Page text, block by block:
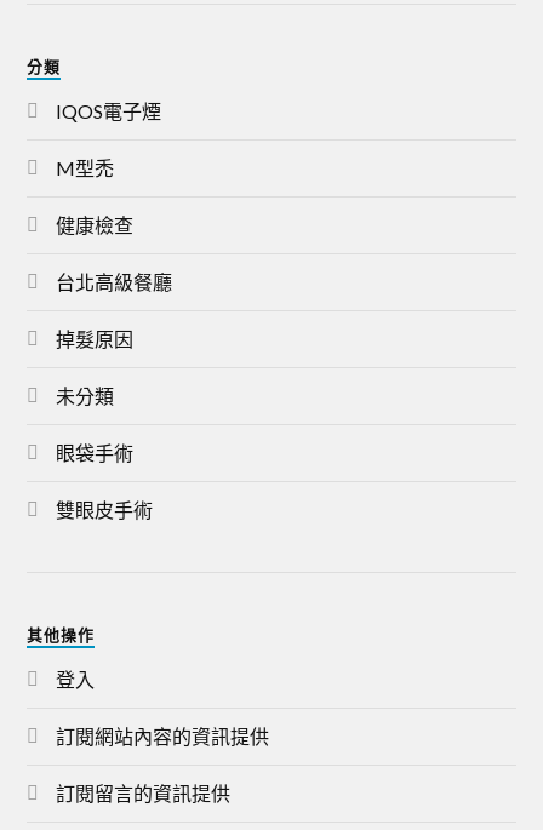
分類
IQOS電子煙
M型禿
健康檢查
台北高級餐廳
掉髮原因
未分類
眼袋手術
雙眼皮手術
其他操作
登入
訂閱網站內容的資訊提供
訂閱留言的資訊提供